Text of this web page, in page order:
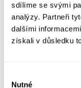
sdílíme se svými
analýzy. Partneři
dalšími
získali v důsledku
Nutné